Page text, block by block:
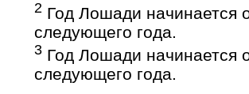
2 Год Лошади начинается
следующего года.
3 Год Лошади начинается
следующего года.